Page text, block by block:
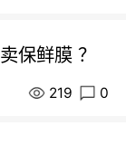
保鲜膜 ？
219 0